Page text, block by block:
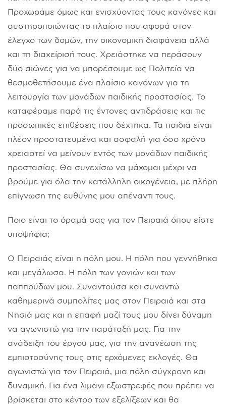
Προχωράμε όμως και ενισχύοντας τους κανόνες και
αυστηροποιώντας το πλαίσιο που αφορά στον
έλεγχο των δομών, την οικονομική διαφάνεια αλλά
και τη διαχείρισή τους. Χρειάστηκε να περάσουν
δύο αιώνες για να μπορέσουμε ως Πολιτεία να
θεσμοθετήσουμε ένα πλαίσιο κανόνων για τη
λειτουργία των μονάδων παιδικής προστασίας. Το
καταφέραμε παρά τις έντονες αντιδράσεις και τις
προσωπικές επιθέσεις που δέχτηκα. Τα παιδιά είναι
πλέον προστατευμένα και ασφαλή για όσο χρόνο
χρειαστεί να μείνουν εντός των μονάδων παιδικής
προστασίας. Θα συνεχίσω να μάχομαι μέχρι να
βρούμε για όλα την κατάλληλη οικογένεια, με πλήρη
επίγνωση της ευθύνης μου απέναντι τους.
Ποιο είναι το όραμά σας για τον Πειραιά όπου είστε
υποψήφια;
Ο Πειραιάς είναι η πόλη μου. Η πόλη που γεννήθηκα
και μεγάλωσα. Η πόλη των γονιών και των
παππούδων μου. Συναντούσα και συναντώ
καθημερινά συμπολίτες μας στον Πειραιά και στα
Νησιά μας και η επαφή μαζί τους μου δίνει δύναμη
να αγωνιστώ για την παράταξή μας. Για την
ανάδειξη του έργου μας, για την ανανέωση της
εμπιστοσύνης τους στις ερχόμενες εκλογές. Θα
αγωνιστώ για τον Πειραιά, μια πόλη σύγχρονη και
δυναμική. Για ένα λιμάνι εξωστρεφές που πρέπει να
βρίσκεται στο κέντρο των εξελίξεων και θα